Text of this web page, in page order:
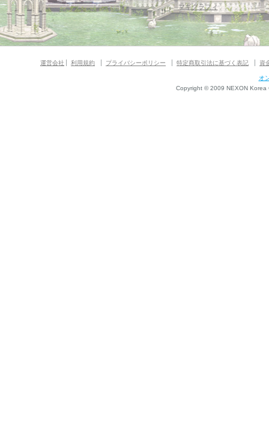
マギグラフィ
運営会社 利用規約 プライバシーポリシー 特定商取引法に基づく表記 資
オ
Copyright © 2009 NEXON Korea